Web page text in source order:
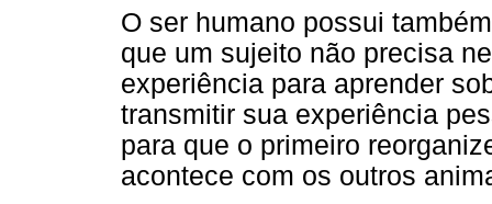
O ser humano possui
que um sujeito não precisa
experiência para aprender
transmitir sua experiência
para que o primeiro
acontece com os outros